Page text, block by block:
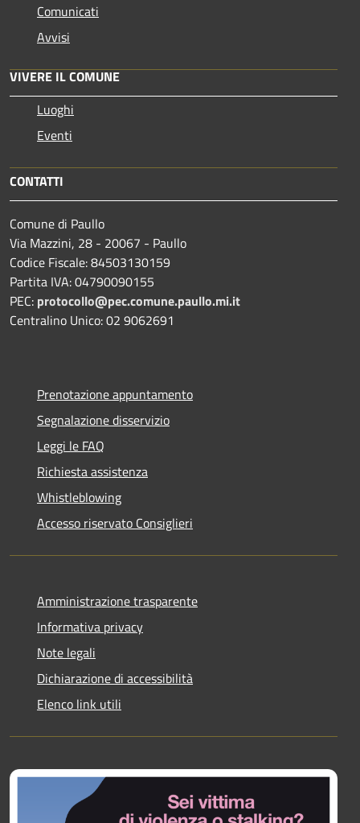
Comunicati
Avvisi
VIVERE IL COMUNE
Luoghi
Eventi
CONTATTI
Comune di Paullo
Via Mazzini, 28 - 20067 - Paullo
Codice Fiscale: 84503130159
Partita IVA: 04790090155
PEC: protocollo@pec.comune.paullo.mi.it
Centralino Unico: 02 9062691
Prenotazione appuntamento
Segnalazione disservizio
Leggi le FAQ
Richiesta assistenza
Whistleblowing
Accesso riservato Consiglieri
Amministrazione trasparente
Informativa privacy
Note legali
Dichiarazione di accessibilità
Elenco link utili